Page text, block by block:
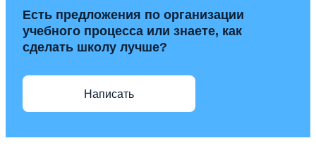
Есть предложения по организации
учебного процесса или знаете, как
сделать школу лучше?
Написать